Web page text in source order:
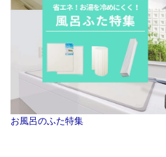
お風呂のふた特集